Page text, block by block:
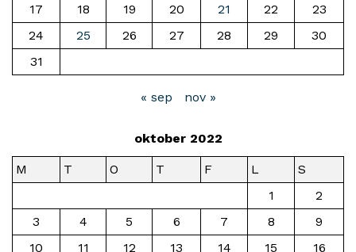
17
18 19 20 21 22
23
24
25 26 27 28 29
30
31
« sep nov »
oktober 2022
M T O T F L
S
1
2
3
4 5 6 7 8
9
10
11 12 13 14 15
16